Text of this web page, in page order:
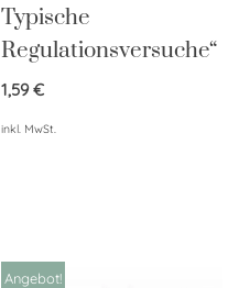
Typische
Regulationsversuche“
1,59€
inkl. MwSt.
Angebot!